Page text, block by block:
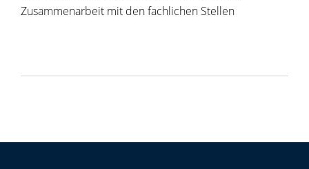
Zusammenarbeit mit den fachlichen Stellen